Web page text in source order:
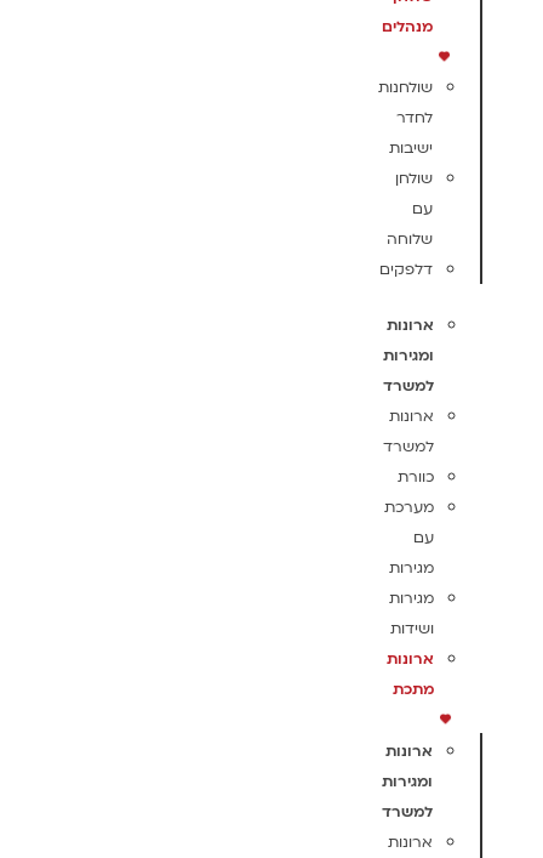
מנהלים
שולחנות
לחדר
ישיבות
שולחן
עם
שלוחה
דלפקים
ארונות
ומגירות
למשרד
ארונות
למשרד
כוורת
מערכת
עם
מגירות
מגירות
ושידות
ארונות
מתכת
ארונות
ומגירות
למשרד
ארונות